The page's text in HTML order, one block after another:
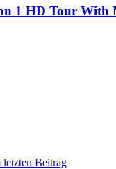
1 HD Tour With